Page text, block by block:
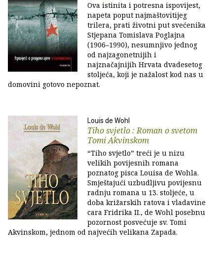
Ova istinita i potresna ispovijest,
napeta poput najmaštovitijeg
trilera, prati životni put svećenika
Stjepana Tomislava Poglajna
(1906–1990), nesumnjivo jednog
od najzagonetnijih i
najznačajnijih Hrvata dvadesetog
stoljeća, koji je nažalost kod nas u
domovini gotovo nepoznat.
Louis de Wohl
Tiho svjetlo : Roman o svetom
Tomi Akvinskom
“Tiho svjetlo” treći je u nizu
velikih povijesnih romana
poznatog pisca Louisa de Wohla.
Smještajući uzbudljivu povijesnu
radnju romana u 13. stoljeće, u
doba križarskih ratova i vladavine
cara Fridrika II., de Wohl posebnu
pozornost posvećuje sv. Tomi
Akvinskom, jednom od najvećih velikana Zapada.